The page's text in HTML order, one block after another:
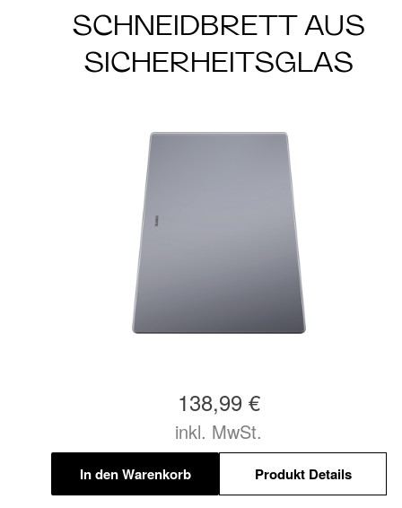
SCHNEIDBRETT AUS
SICHERHEITSGLAS
138,99 €
inkl. MwSt.
In den Warenkorb Produkt Details